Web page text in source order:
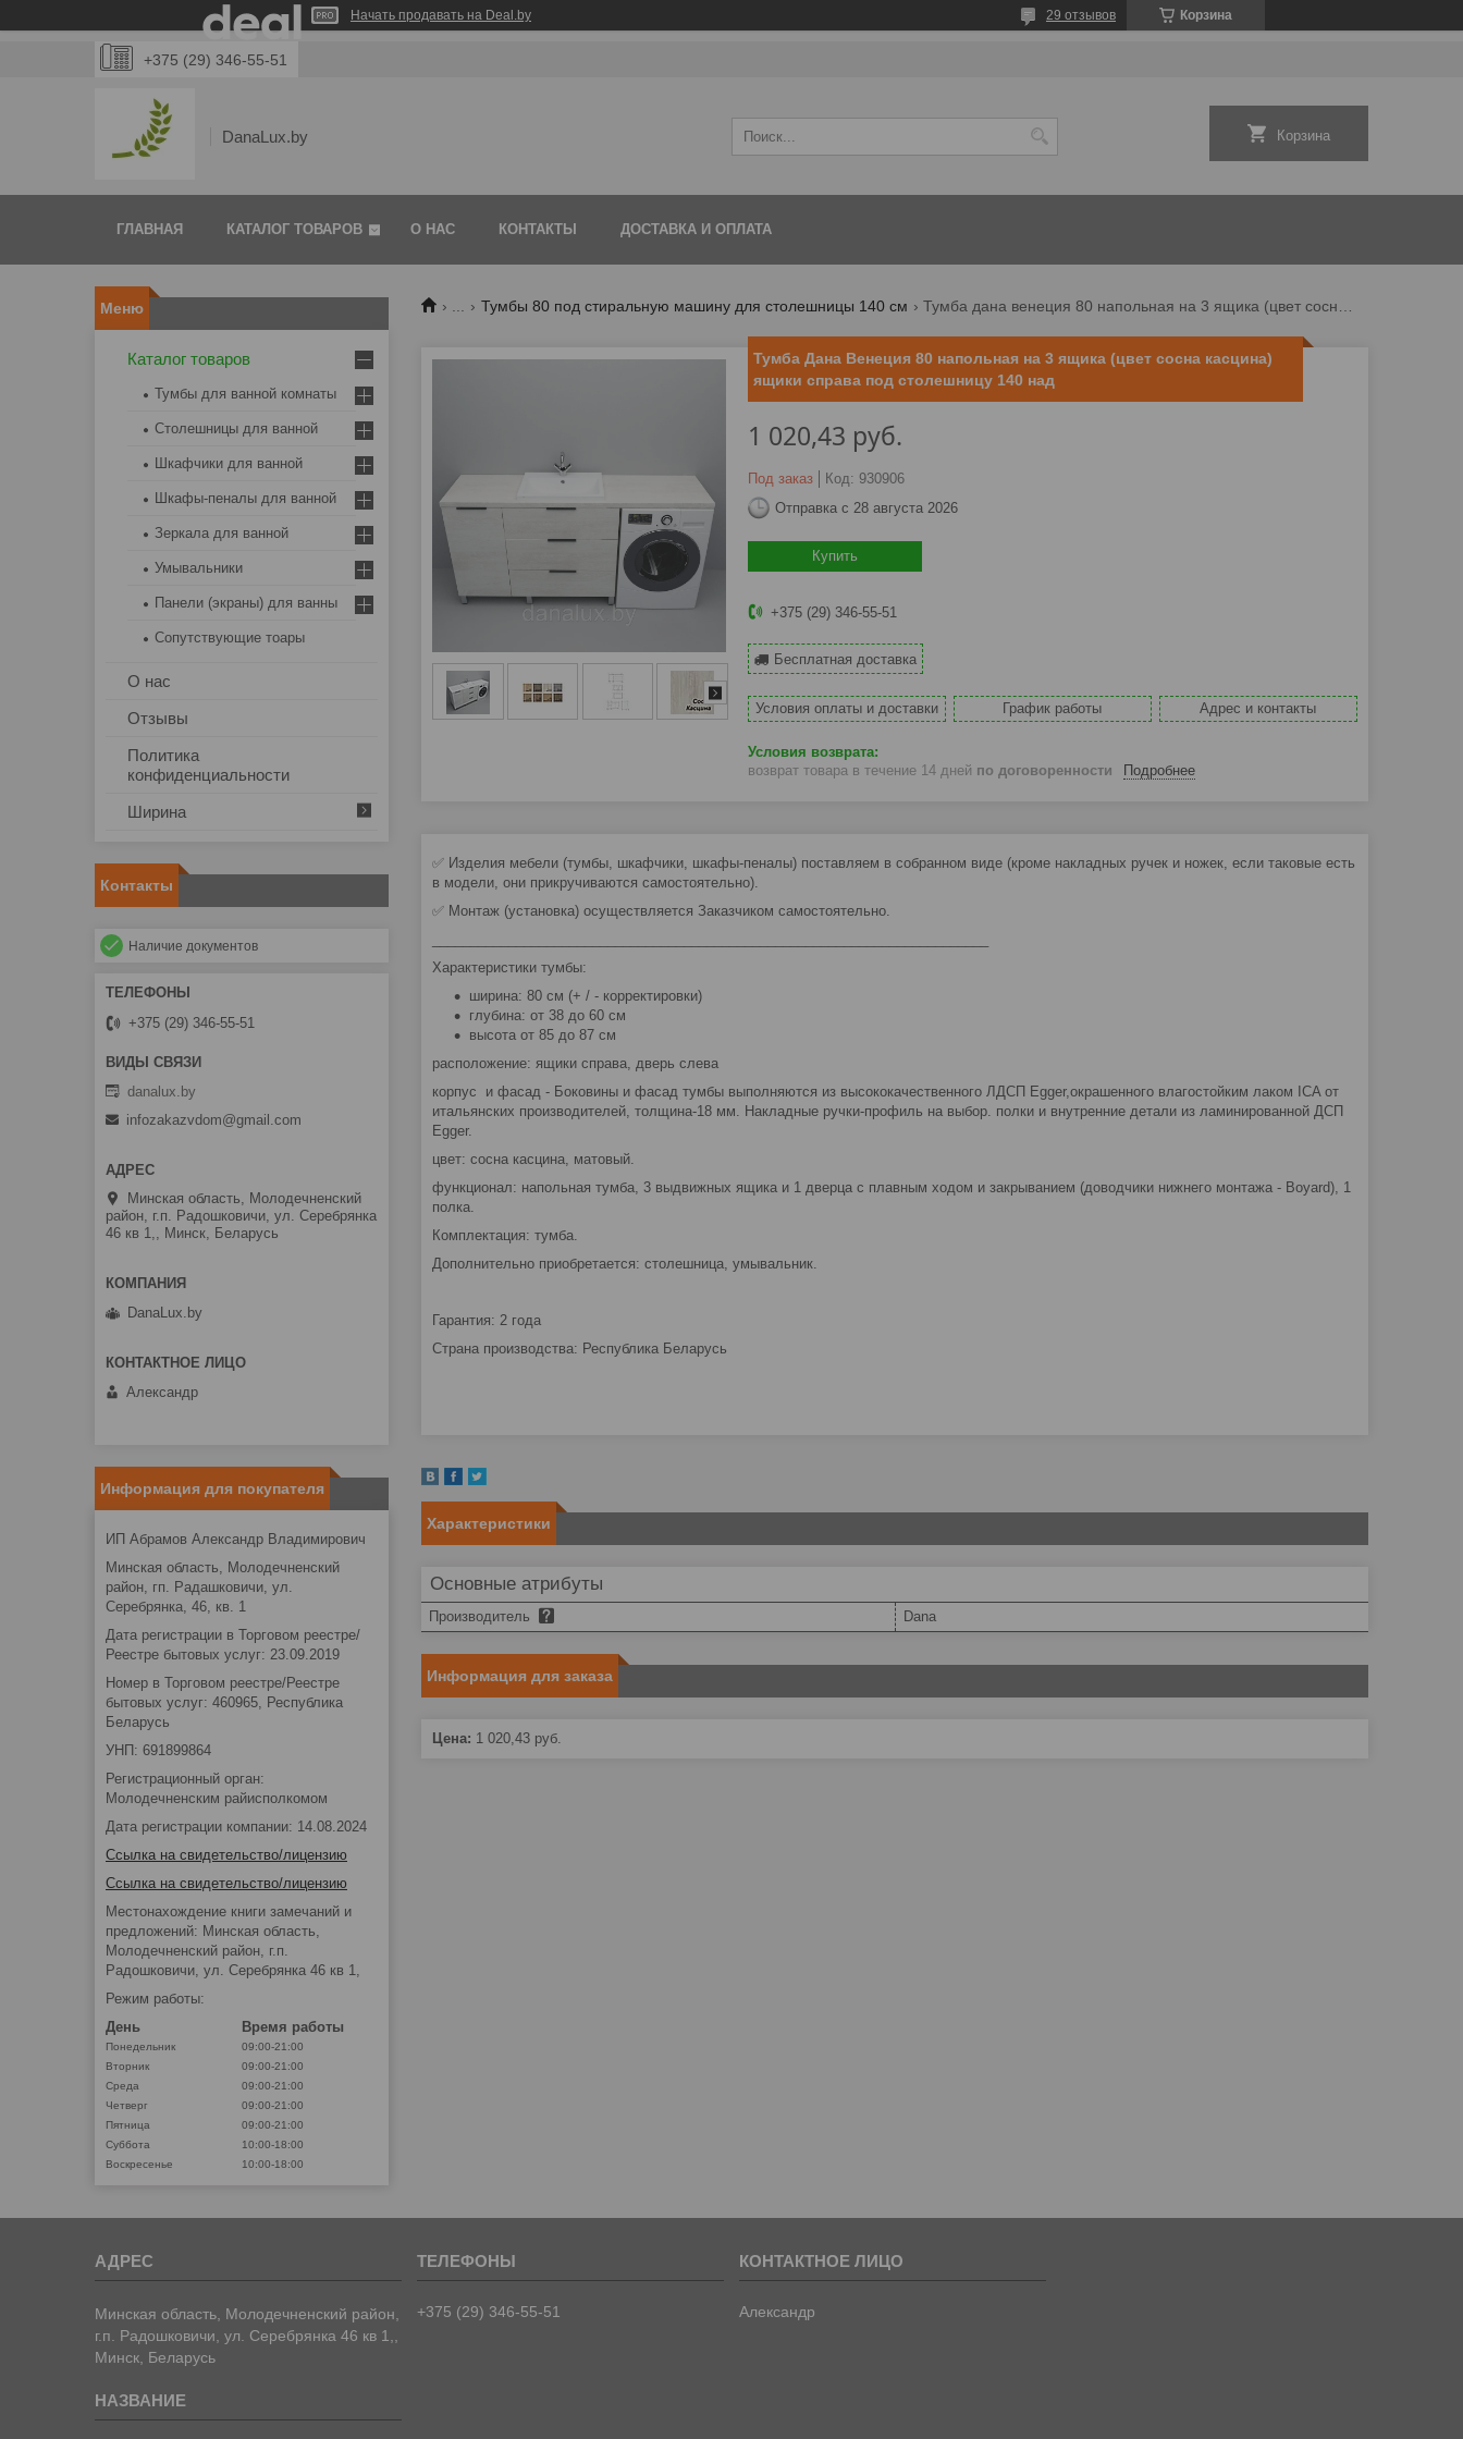
Начать продавать на Deal.by Корзина
29 отзывов
+375 (29) 346-55-51
DanaLux.by Корзина
ГЛАВНАЯ КАТАЛОГ ТОВАРОВ О НАС КОНТАКТЫ ДОСТАВКА И ОПЛАТА
... Тумбы 80 под стиральную машину для столешницы 140 см Тумба дана венеция 80 напольная на 3 ящика (цвет сосна касцина) ящики справа под столешницу 140 над
Тумба Дана Венеция 80 напольная на 3 ящика (цвет сосна касцина)
ящики справа под столешницу 140 над
1 020,43 руб.
Под заказ Код: 930906
Отправка с 28 августа 2026
Купить
+375 (29) 346-55-51
Бесплатная доставка
Условия оплаты и доставки График работы Адрес и контакты
возврат товара в течение 14 дней по договоренности Подробнее
✅ Изделия мебели (тумбы, шкафчики, шкафы-пеналы) поставляем в собранном виде (кроме накладных ручек и ножек, если таковые есть
в модели, они прикручиваются самостоятельно).
✅ Монтаж (установка) осуществляется Заказчиком самостоятельно.
Характеристики тумбы:
ширина: 80 cм (+ / - корректировки)
глубина: от 38 до 60 см
высота от 85 до 87 см
расположение: ящики справа, дверь слева
корпус и фасад - Боковины и фасад тумбы выполняются из высококачественного ЛДСП Egger,окрашенного влагостойким лаком ICA от
итальянских производителей, толщина-18 мм. Накладные ручки-профиль на выбор. полки и внутренние детали из ламинированной ДСП
Egger.
цвет: сосна касцина, матовый.
функционал: напольная тумба, 3 выдвижных ящика и 1 дверца с плавным ходом и закрыванием (доводчики нижнего монтажа - Boyard), 1
полка.
Комплектация: тумба.
Дополнительно приобретается: столешница, умывальник.
Гарантия: 2 года
Страна производства: Республика Беларусь
Характеристики
Основные атрибуты
Производитель Dana
Информация для заказа
Цена: 1 020,43 руб.
Каталог товаров
Тумбы для ванной комнаты
Столешницы для ванной
Шкафчики для ванной
Шкафы-пеналы для ванной
Зеркала для ванной
Умывальники
Панели (экраны) для ванны
Сопутствующие тоары
О нас
Отзывы
Политика
конфиденциальности
Ширина
Контакты
Наличие документов
+375 (29) 346-55-51
danalux.by
infozakazvdom@gmail.com
Минская область, Молодечненский
район, г.п. Радошковичи, ул. Серебрянка
46 кв 1,, Минск, Беларусь
DanaLux.by
Александр
Информация для покупателя
ИП Абрамов Александр Владимирович
Минская область, Молодечненский
район, гп. Радашковичи, ул.
Серебрянка, 46, кв. 1
Дата регистрации в Торговом реестре/
Реестре бытовых услуг: 23.09.2019
Номер в Торговом реестре/Реестре
бытовых услуг: 460965, Республика
Беларусь
УНП: 691899864
Регистрационный орган:
Молодечненским райисполкомом
Дата регистрации компании: 14.08.2024
Ссылка на свидетельство/лицензию
Ссылка на свидетельство/лицензию
Местонахождение книги замечаний и
предложений: Минская область,
Молодечненский район, г.п.
Радошковичи, ул. Серебрянка 46 кв 1,
Режим работы:
День
Время работы
Понедельник
09:00-21:00
Вторник
09:00-21:00
Среда
09:00-21:00
Четверг
09:00-21:00
Пятница
09:00-21:00
Суббота
10:00-18:00
Воскресенье
10:00-18:00
Минская область, Молодечненский район,
г.п. Радошковичи, ул. Серебрянка 46 кв 1,,
Минск, Беларусь
+375 (29) 346-55-51 Александр